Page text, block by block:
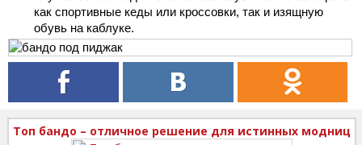
как спортивные кеды или кроссовки, так и изящную
обувь на каблуке.
Топ бандо – отличное решение для истинных модниц